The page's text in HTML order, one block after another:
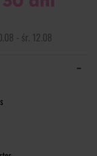
- śr. 12.08